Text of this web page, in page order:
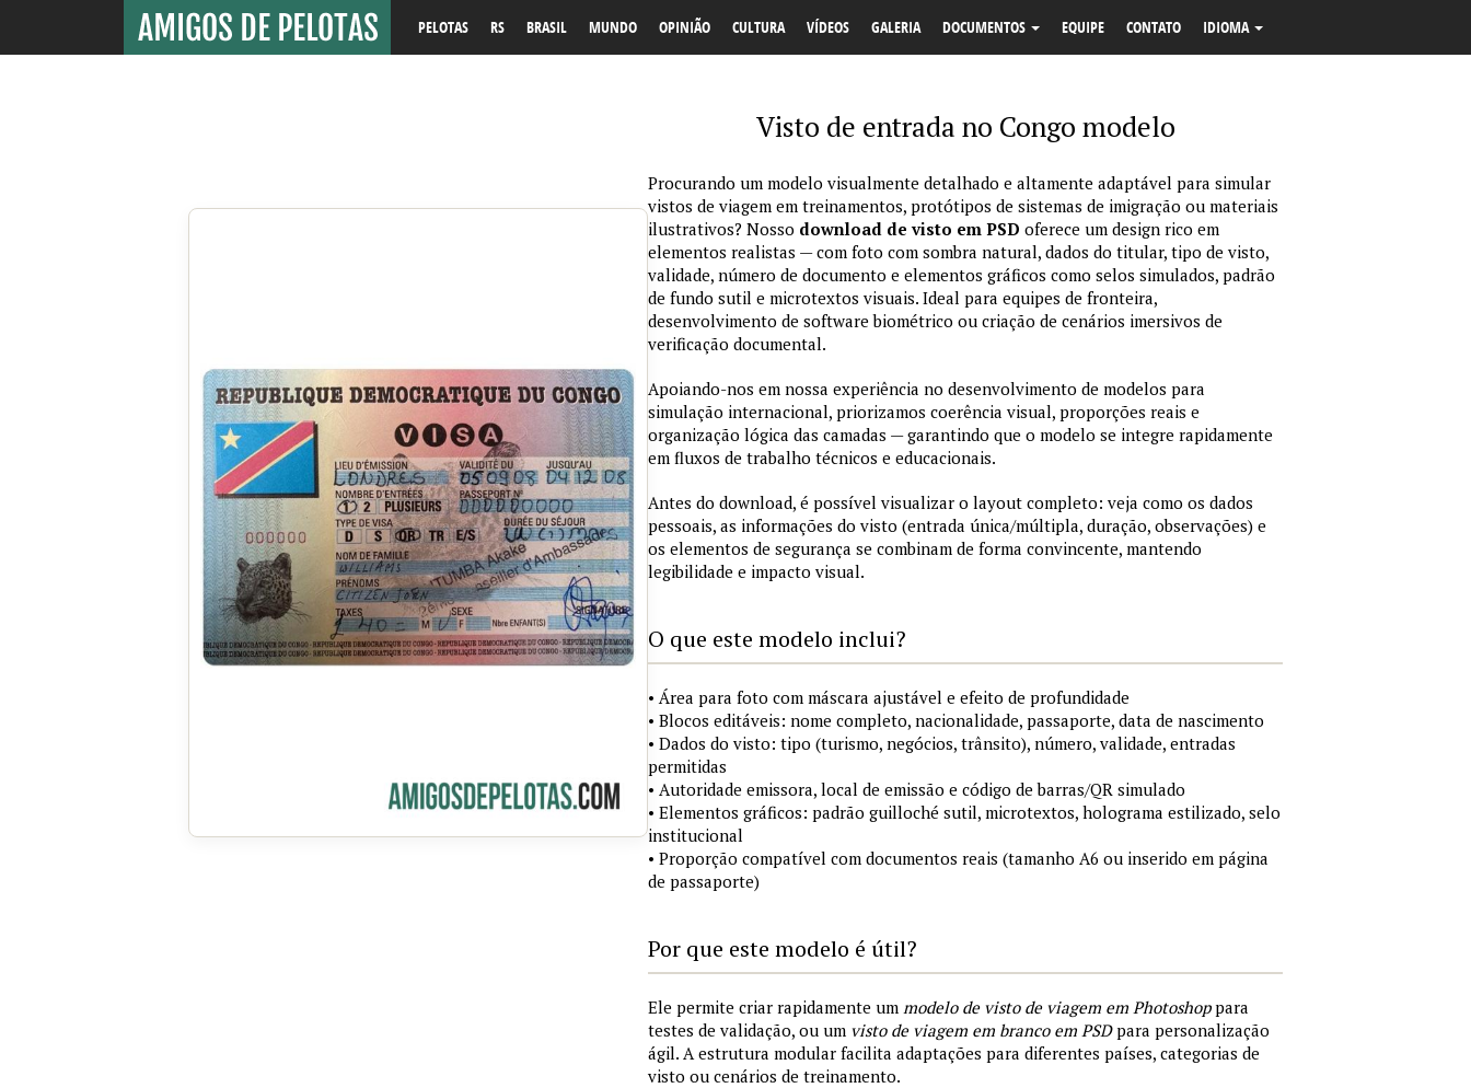
PELOTAS RS BRASIL MUNDO OPINIÃO CULTURA VÍDEOS GALERIA DOCUMENTOS EQUIPE CONTATO IDIOMA
Visto de entrada no Congo modelo
Procurando um modelo visualmente detalhado e altamente adaptável para simular
vistos de viagem em treinamentos, protótipos de sistemas de imigração ou materiais
ilustrativos? Nosso download de visto em PSD oferece um design rico em
elementos realistas — com foto com sombra natural, dados do titular, tipo de visto,
validade, número de documento e elementos gráficos como selos simulados, padrão
de fundo sutil e microtextos visuais. Ideal para equipes de fronteira,
desenvolvimento de software biométrico ou criação de cenários imersivos de
verificação documental.
Apoiando-nos em nossa experiência no desenvolvimento de modelos para
simulação internacional, priorizamos coerência visual, proporções reais e
organização lógica das camadas — garantindo que o modelo se integre rapidamente
em fluxos de trabalho técnicos e educacionais.
Antes do download, é possível visualizar o layout completo: veja como os dados
pessoais, as informações do visto (entrada única/múltipla, duração, observações) e
os elementos de segurança se combinam de forma convincente, mantendo
legibilidade e impacto visual.
O que este modelo inclui?
• Área para foto com máscara ajustável e efeito de profundidade
• Blocos editáveis: nome completo, nacionalidade, passaporte, data de nascimento
• Dados do visto: tipo (turismo, negócios, trânsito), número, validade, entradas
permitidas
• Autoridade emissora, local de emissão e código de barras/QR simulado
• Elementos gráficos: padrão guilloché sutil, microtextos, holograma estilizado, selo
institucional
• Proporção compatível com documentos reais (tamanho A6 ou inserido em página
de passaporte)
Por que este modelo é útil?
Ele permite criar rapidamente um modelo de visto de viagem em Photoshoppara
testes de validação, ou um visto de viagem em branco em PSDpara personalização
ágil. A estrutura modular facilita adaptações para diferentes países, categorias de
visto ou cenários de treinamento.